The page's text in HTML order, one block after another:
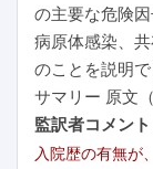
の主要な危険
病原体感染、
のことを説明
サマリー 原文
監訳者コメント
入院歴の有無が